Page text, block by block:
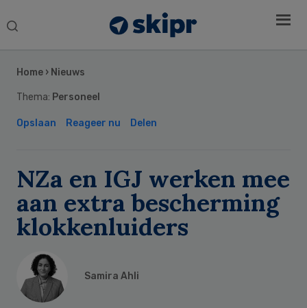
Search
Home › Nieuws
Thema: Personeel
Opslaan Reageer nu Delen
NZa en IGJ werken mee
aan extra bescherming
klokkenluiders
Samira Ahli
Sidebar